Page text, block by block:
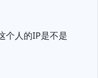
个人的IP是不是